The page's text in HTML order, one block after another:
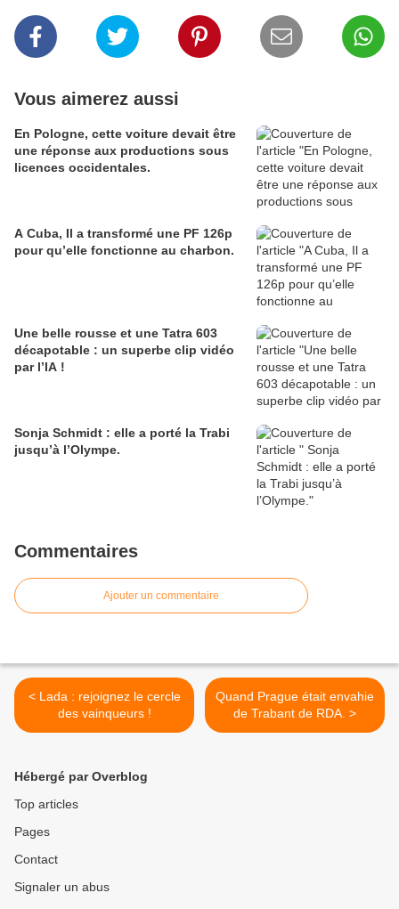
Vous aimerez aussi
En Pologne, cette voiture devait être
une réponse aux productions sous
licences occidentales.
A Cuba, Il a transformé une PF 126p
pour qu’elle fonctionne au charbon.
Une belle rousse et une Tatra 603
décapotable : un superbe clip vidéo
par l’IA !
Sonja Schmidt : elle a porté la Trabi
jusqu’à l’Olympe.
Commentaires
Ajouter un commentaire
< Lada : rejoignez le cercle
des vainqueurs !
Quand Prague était envahie
de Trabant de RDA. >
Hébergé par Overblog
Top articles
Pages
Contact
Signaler un abus